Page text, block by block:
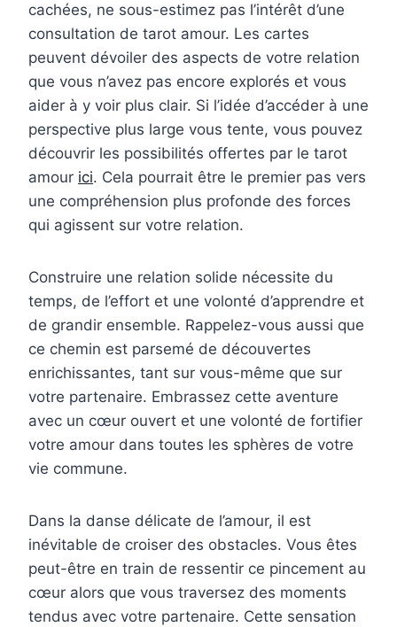
cachées, ne sous-estimez pas l’intérêt d’une
consultation de tarot amour. Les cartes
peuvent dévoiler des aspects de votre relation
que vous n’avez pas encore explorés et vous
aider à y voir plus clair. Si l’idée d’accéder à une
perspective plus large vous tente, vous pouvez
découvrir les possibilités offertes par le tarot
amour ici. Cela pourrait être le premier pas vers
une compréhension plus profonde des forces
qui agissent sur votre relation.
Construire une relation solide nécessite du
temps, de l’effort et une volonté d’apprendre et
de grandir ensemble. Rappelez-vous aussi que
ce chemin est parsemé de découvertes
enrichissantes, tant sur vous-même que sur
votre partenaire. Embrassez cette aventure
avec un cœur ouvert et une volonté de fortifier
votre amour dans toutes les sphères de votre
vie commune.
Dans la danse délicate de l’amour, il est
inévitable de croiser des obstacles. Vous êtes
peut-être en train de ressentir ce pincement au
cœur alors que vous traversez des moments
tendus avec votre partenaire. Cette sensation